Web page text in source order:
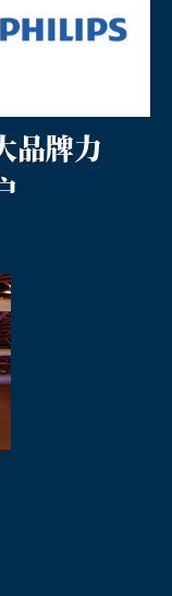
品牌力